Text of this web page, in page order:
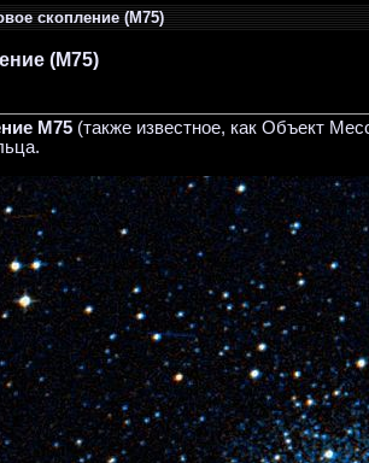
скопление (M75)
(M75)
M75 (также известное, как Объект